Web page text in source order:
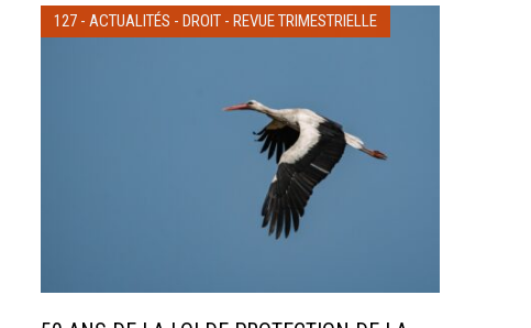
127- ACTUALITÉS - DROIT- REVUE TRIMESTRIELLE